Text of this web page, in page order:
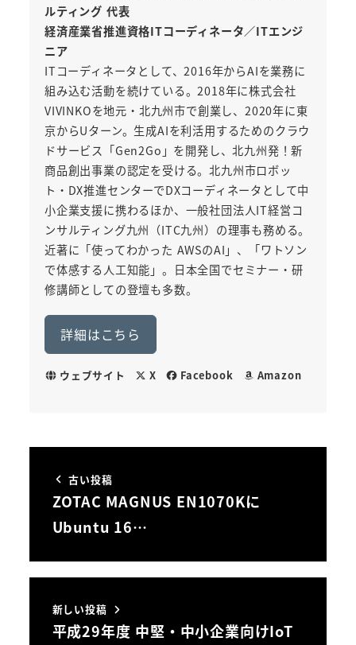
ルティング 代表
経済産業省推進資格ITコーディネータ／ITエンジ
ニア
ITコーディネータとして、2016年からAIを業務に
組み込む活動を続けている。2018年に株式会社
VIVINKOを地元・北九州市で創業し、2020年に東
京からUターン。生成AIを利活用するためのクラウ
ドサービス「Gen2Go」を開発し、北九州発！新
商品創出事業の認定を受ける。北九州市ロボッ
ト・DX推進センターでDXコーディネータとして中
小企業支援に携わるほか、一般社団法人IT経営コ
ンサルティング九州（ITC九州）の理事も務める。
近著に「使ってわかった AWSのAI」、「ワトソン
で体感する人工知能」。日本全国でセミナー・研
修講師としての登壇も多数。
詳細はこちら
ウェブサイト X Facebook Amazon
古い投稿
ZOTAC MAGNUS EN1070Kに
Ubuntu 16…
新しい投稿
平成29年度 中堅・中小企業向けIoT